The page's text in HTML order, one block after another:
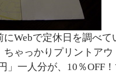
Webで定休日を調べて
ちゃっかりプリントア
」一人分が、10％OFF